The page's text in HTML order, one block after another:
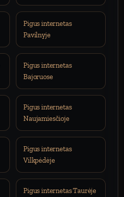
Pigus internetas
Pavilnyje
Pigus internetas
Bajoruose
Pigus internetas
Naujamiesčioje
Pigus internetas
Vilkpėdėje
Pigus internetas Taurėje